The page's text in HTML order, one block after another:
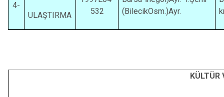
4-
ULAŞTIRMA
532
(BilecikOsm.)Ayr.
KÜLTÜR